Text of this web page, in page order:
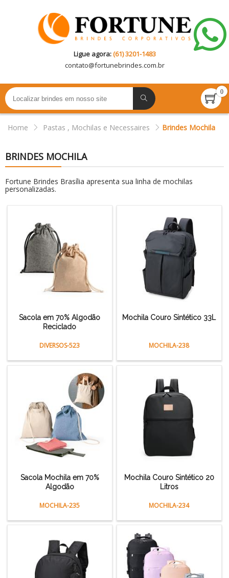
Ligue agora:(61) 3201-1483
contato@fortunebrindes.com.br
0
Home Pastas , Mochilas e Necessaires Brindes Mochila
BRINDES MOCHILA
Fortune Brindes Brasília apresenta sua linha de mochilas
personalizadas.
Sacola em 70% Algodão
Reciclado
DIVERSOS-523
Mochila Couro Sintético 33L
MOCHILA-238
Sacola Mochila em 70%
Algodão
MOCHILA-235
Mochila Couro Sintético 20
Litros
MOCHILA-234